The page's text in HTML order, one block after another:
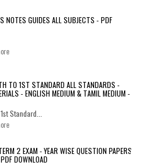
NOTES GUIDES ALL SUBJECTS - PDF
TO 1ST STANDARD ALL STANDARDS -
- ENGLISH MEDIUM & TAMIL MEDIUM -
Standard...
2 EXAM - YEAR WISE QUESTION PAPERS
DOWNLOAD